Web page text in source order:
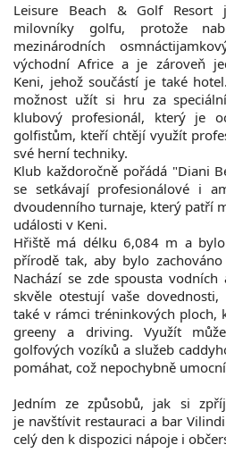
Leisure Beach & Golf
milovníky golfu, protože
mezinárodních
východní Africe a je zároveň
Keni, jehož součástí je také
možnost užít si hru za
klubový profesionál, který je
golfistům, kteří chtějí využít
své herní techniky.
Klub každoročně pořádá "Diani
se setkávajíprofesionálové i
dvoudenního turnaje, který patří
události v Keni.
Hřiště má délku 6,084 m a bylo
přírodě tak, aby bylo
Nachází se zde spousta vodních
skvěle otestují vaše
také v rámci tréninkových ploch,
greeny a driving. Využít
golfových vozíků a služeb
pomáhat, což nepochybně
Jedním ze způsobů, jak si
je navštívit restauraci a bar
celý den k dispozici nápoje i